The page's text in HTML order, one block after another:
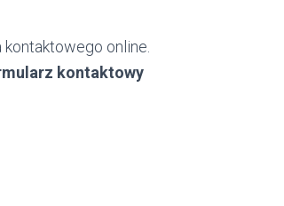
online.
kontaktowy